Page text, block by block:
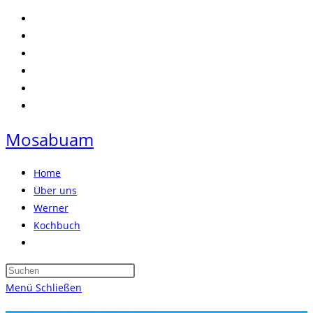
Zum
Inhalt
springen
Mosabuam
Home
Über uns
Werner
Kochbuch
umschalten
Press
Menü Schließen